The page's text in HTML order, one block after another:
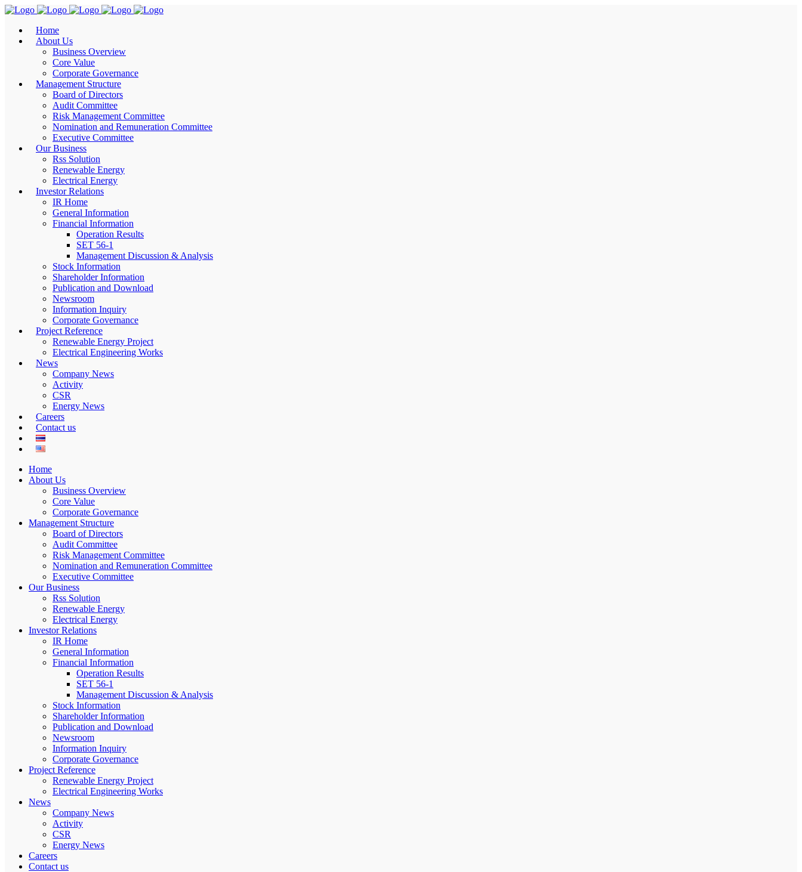
Home
About Us
Business Overview
Core Value
Corporate Governance
Management Structure
Board of Directors
Audit Committee
Risk Management Committee
Nomination and Remuneration Committee
Executive Committee
Our Business
Rss Solution
Renewable Energy
Electrical Energy
Investor Relations
IR Home
General Information
Financial Information
Operation Results
SET 56-1
Management Discussion & Analysis
Stock Information
Shareholder Information
Publication and Download
Newsroom
Information Inquiry
Corporate Governance
Project Reference
Renewable Energy Project
Electrical Engineering Works
News
Company News
Activity
CSR
Energy News
Careers
Contact us
Home
About Us
Business Overview
Core Value
Corporate Governance
Management Structure
Board of Directors
Audit Committee
Risk Management Committee
Nomination and Remuneration Committee
Executive Committee
Our Business
Rss Solution
Renewable Energy
Electrical Energy
Investor Relations
IR Home
General Information
Financial Information
Operation Results
SET 56-1
Management Discussion & Analysis
Stock Information
Shareholder Information
Publication and Download
Newsroom
Information Inquiry
Corporate Governance
Project Reference
Renewable Energy Project
Electrical Engineering Works
News
Company News
Activity
CSR
Energy News
Careers
Contact us